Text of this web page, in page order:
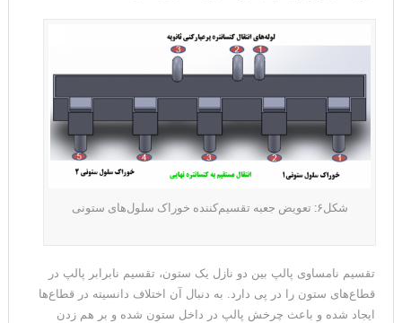
شکل۶: تعویض جعبه تقسیم‌کننده خوراک سلول‌های ستونی
تقسیم نامساوی پالپ بین دو نازل یک ستون، تقسیم نابرابر پالپ در
قطاع‌های ستون را در پی دارد. به دنبال آن اختلاف دانسیته در قطاع‌ها
ایجاد شده و باعث چرخش پالپ در داخل ستون شده و بر هم زدن